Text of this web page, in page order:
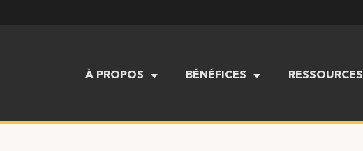
À PROPOS BÉNÉFICES RESSOURCES